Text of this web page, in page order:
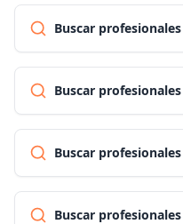
Buscar
Buscar
Buscar
Buscar